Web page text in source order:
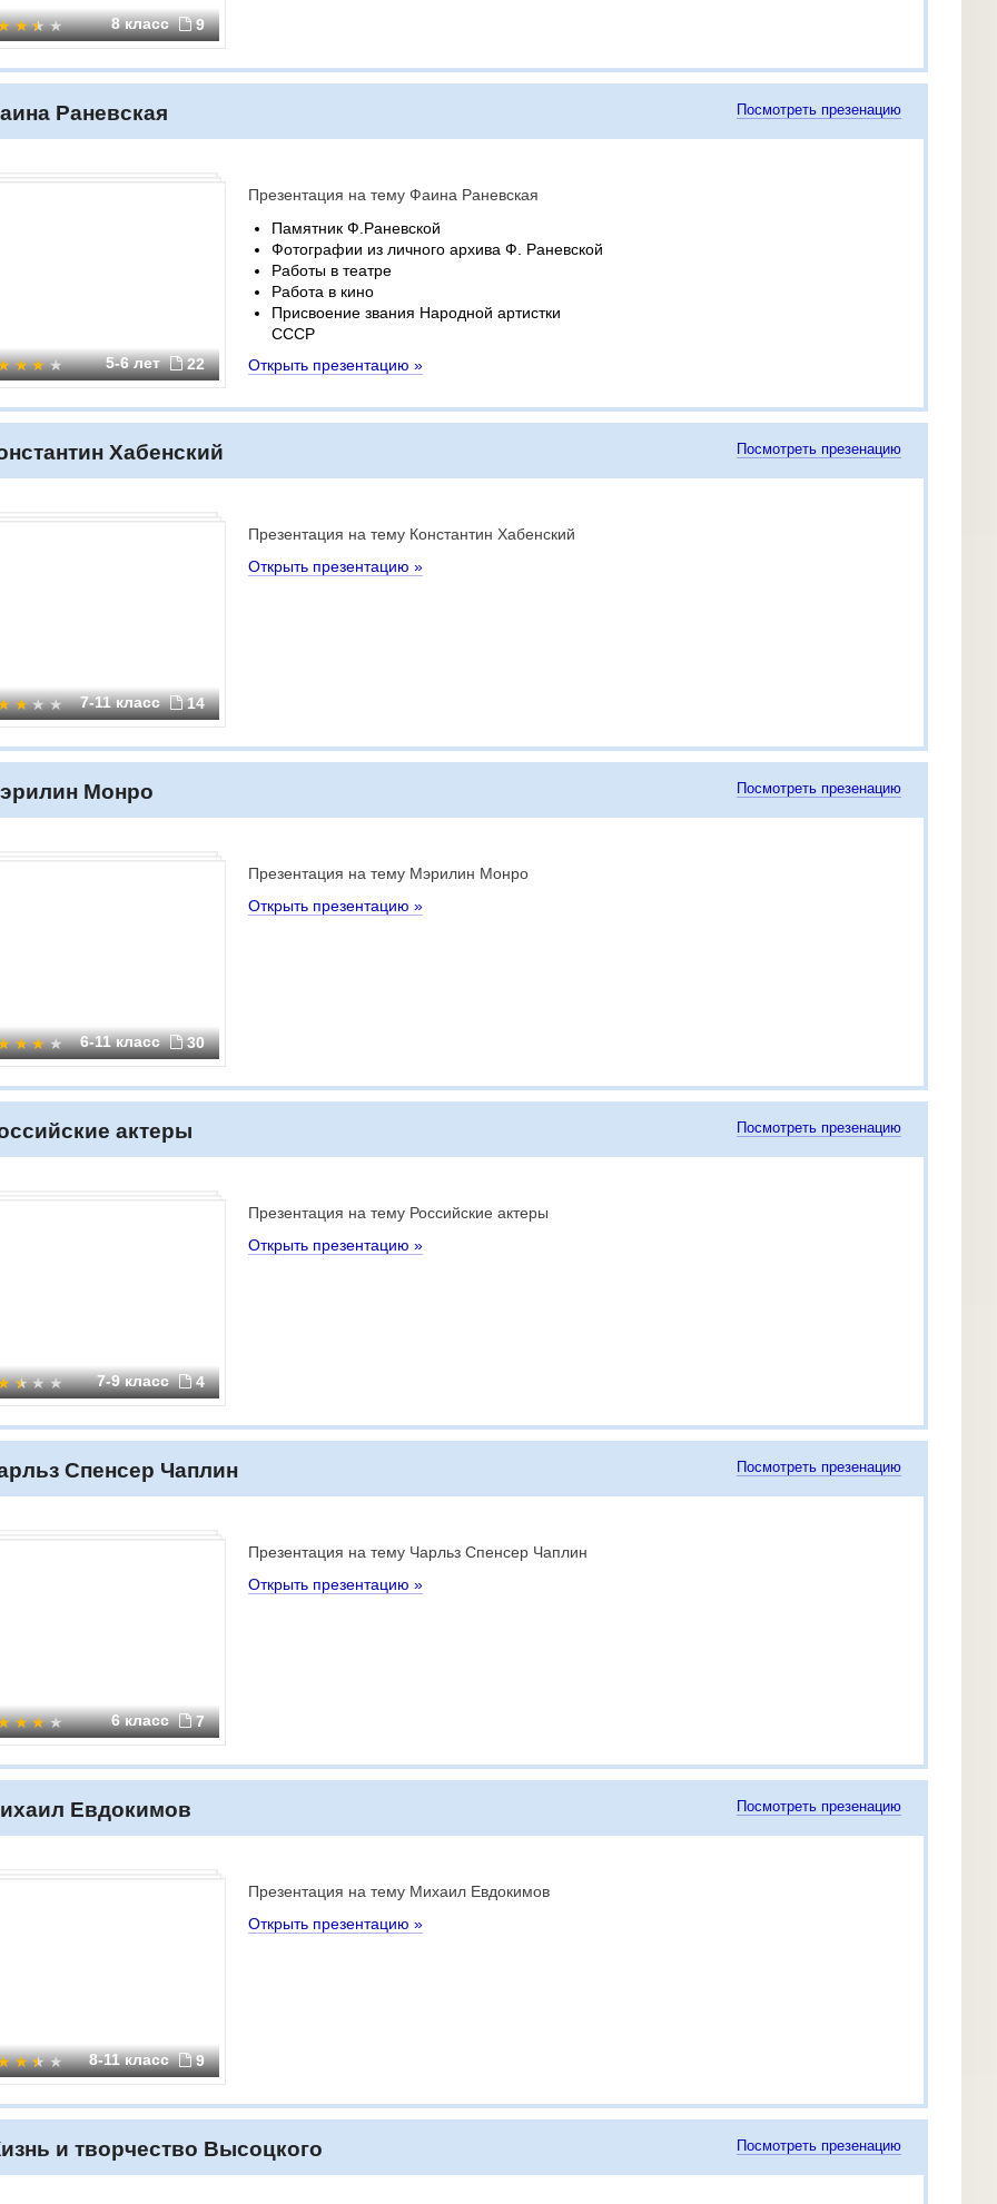
8 класс 9
Раневская Посмотреть презенацию
5-6 лет 22
Презентация на тему Фаина Раневская
Памятник Ф.Раневской
Фотографии из личного архива Ф. Раневской
Работы в театре
Работа в кино
Присвоение звания Народной артистки
СССР
Открыть презентацию »
Хабенский Посмотреть презенацию
7-11 класс 14
Презентация на тему Константин Хабенский
Открыть презентацию »
Монро Посмотреть презенацию
6-11 класс 30
Презентация на тему Мэрилин Монро
Открыть презентацию »
актеры Посмотреть презенацию
7-9 класс 4
Презентация на тему Российские актеры
Открыть презентацию »
Спенсер Чаплин Посмотреть презенацию
6 класс 7
Презентация на тему Чарльз Спенсер Чаплин
Открыть презентацию »
Евдокимов Посмотреть презенацию
8-11 класс 9
Презентация на тему Михаил Евдокимов
Открыть презентацию »
и творчество Высоцкого Посмотреть презенацию